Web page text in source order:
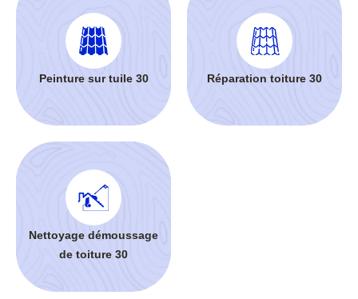
Peinture sur tuile 30 Réparation toiture 30
Nettoyage démoussage
de toiture 30